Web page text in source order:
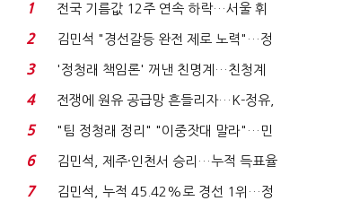
1
전국 기름값 12주 연속 하락…서울 휘
발윳값 1909원...
2
김민석 "경선갈등 완전 제로 노력"…정
청래 "반명 공세 사...
3
'정청래 책임론' 꺼낸 친명계…친청계
는 추가투표 때리기...
4
전쟁에 원유 공급망 흔들리자…K-정유,
에너지안보 핵심...
5
"팀 정청래 정리" "이중잣대 말라"…민
주 최고위원 계파 다...
6
김민석, 제주·인천서 승리…누적 득표율
'1위 탈환'(종합)...
7 김민석, 누적 45.42%로 경선 1위…정